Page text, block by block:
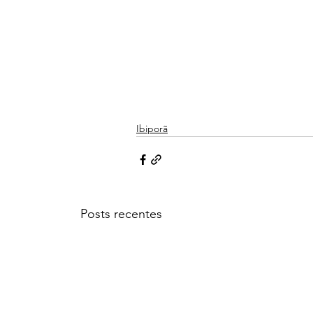
Ibiporã
Posts recentes